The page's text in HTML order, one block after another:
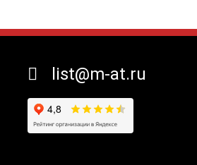
list@m-at.ru